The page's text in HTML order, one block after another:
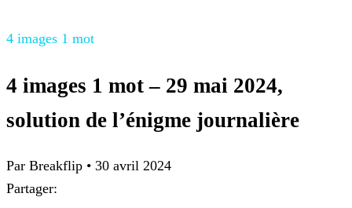
4 images 1 mot
4 images 1 mot – 29 mai 2024,
solution de l’énigme journalière
Par Breakflip • 30 avril 2024
Partager: